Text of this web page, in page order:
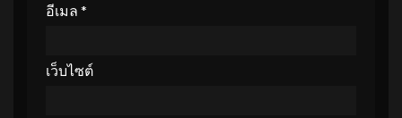
อีเมล *
เว็บไซต์